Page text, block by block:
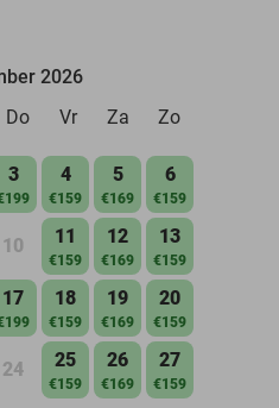
2026
Do Vr Za Zo
3 4
€159
5
€169
6
€159
10 11
€159
12
€169
13
€159
17 18
€159
19
€169
20
€159
24 25
€159
26
€169
27
€159